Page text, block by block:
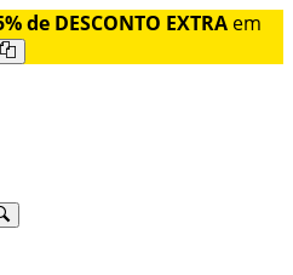
de DESCONTO EXTRA em